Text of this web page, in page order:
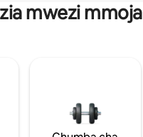
mwezi mmoja